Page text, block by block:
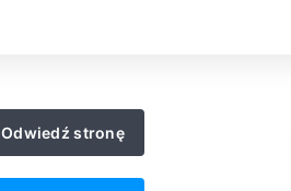
Odwiedź stronę